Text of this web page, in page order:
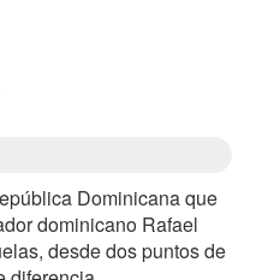
Dominicana que
dominicano Rafael
desde dos puntos de